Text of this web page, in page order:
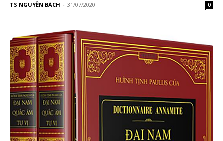
TS NGUYỄN BÁCH - 31/07/2020 0